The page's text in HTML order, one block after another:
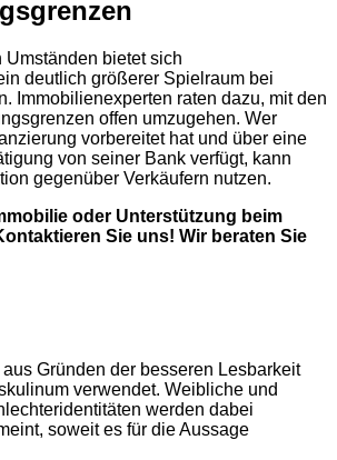
Umständen bietet sich
deutlich größerer Spielraum bei
Immobilienexperten raten dazu, mit den
offen umzugehen. Wer
vorbereitet hat und über eine
von seiner Bank verfügt, kann
gegenüber Verkäufern nutzen.
oder Unterstützung beim
Sie uns! Wir beraten Sie
aus Gründen der besseren Lesbarkeit
verwendet. Weibliche und
werden dabei
soweit es für die Aussage